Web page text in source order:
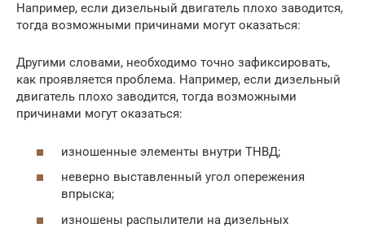
Например, если дизельный двигатель плохо заводится,
тогда возможными причинами могут оказаться:
Другими словами, необходимо точно зафиксировать,
как проявляется проблема. Например, если дизельный
двигатель плохо заводится, тогда возможными
причинами могут оказаться:
изношенные элементы внутри ТНВД;
неверно выставленный угол опережения
впрыска;
изношены распылители на дизельных